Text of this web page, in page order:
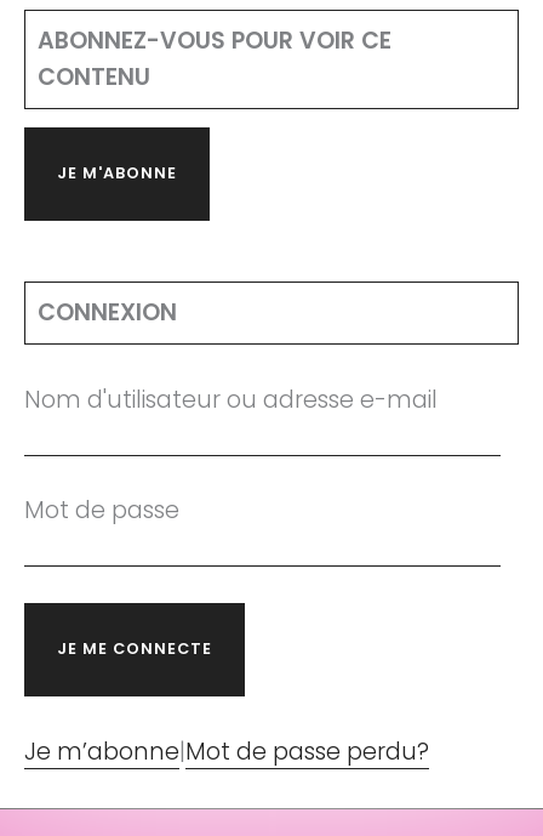
ABONNEZ-VOUS POUR VOIR CE
CONTENU
JE M'ABONNE
CONNEXION
Nom d'utilisateur ou adresse e-mail
Mot de passe
Je m’abonne|Mot de passe perdu?